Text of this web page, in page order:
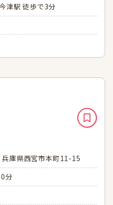
津駅 徒歩で3分
庫県西宮市本町11-15
分